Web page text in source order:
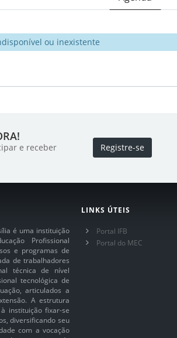
ou inexistente
e receber
Registre-se
é uma instituição
Profissional
e programas de
de trabalhadores
técnica de nível
tecnológica de
articulados a
A estrutura
instituição fixar-se
diversificando seu
com a vocação
LINKS ÚTEIS
Portal IFB
Portal do MEC